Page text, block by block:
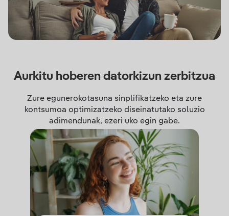
Aurkitu hoberen datorkizun zerbitzua
Zure egunerokotasuna sinplifikatzeko eta zure
kontsumoa optimizatzeko diseinatutako soluzio
adimendunak, ezeri uko egin gabe.